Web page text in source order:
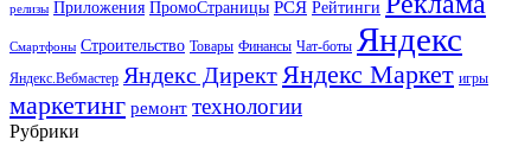
релизы Приложения ПромоСтраницы РСЯ Рейтинги
Смартфоны Строительство Товары Финансы Чат-боты Яндекс
Яндекс.Вебмастер Яндекс Директ Яндекс Маркет игры
маркетинг ремонт технологии
Рубрики